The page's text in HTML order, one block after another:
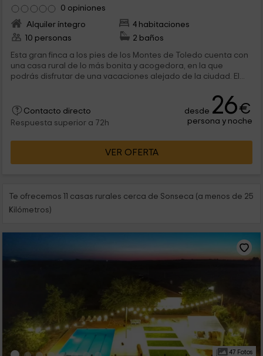
0 opiniones
Alquiler íntegro
4 habitaciones
10 personas
2 baños
Esta gran finca a los pies de los Montes de Toledo cuenta con
una casa rural de lo más bonita y acogedora, en la que
podrás disfrutar de una vacaciones alejado de la ciudad. El...
Contacto directo
Respuesta superior a 72h
desde 26€
persona y noche
VER OFERTA
Te ofrecemos 11 casas rurales cerca de Sonseca (a menos de 25
Kilómetros)
47 Fotos